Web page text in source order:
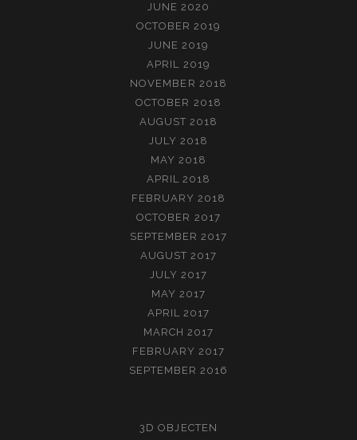
JUNE 2020
OCTOBER 2019
JUNE 2019
APRIL 2019
NOVEMBER 2018
OCTOBER 2018
AUGUST 2018
JULY 2018
MAY 2018
APRIL 2018
FEBRUARY 2018
OCTOBER 2017
SEPTEMBER 2017
AUGUST 2017
JULY 2017
MAY 2017
APRIL 2017
MARCH 2017
FEBRUARY 2017
SEPTEMBER 2016
3D OBJECTEN